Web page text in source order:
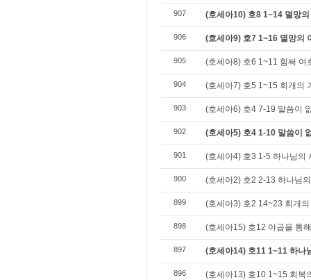
907 (호세아10) 호8 1~14 멸망
906 (호세아9) 호7 1~16 멸망의
905 (호세아8) 호6 1~11 힘써 여
904 (호세아7) 호5 1~15 회개의
903 (호세아6) 호4 7-19 말씀이
902 (호세아5) 호4 1-10 말씀이
901 (호세아4) 호3 1-5 하나님의
900 (호세아2) 호2 2-13 하나님
899 (호세아3) 호2 14~23 회개
898 (호세아15) 호12 야곱을 통
897 (호세아14) 호11 1~11 하나
896 (호세아13) 호10 1~15 회복